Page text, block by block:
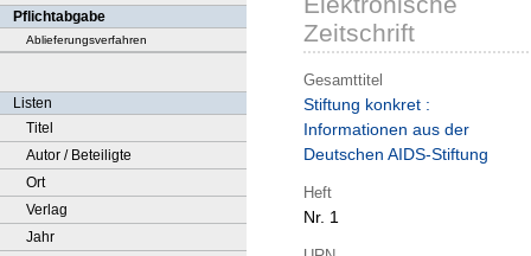
Pflichtabgabe
Ablieferungsverfahren
Listen
Titel
Autor / Beteiligte
Ort
Verlag
Jahr
Zeitschrift
Gesamttitel
Stiftung konkret :
Informationen aus der
Deutschen AIDS-Stiftung
Heft
Nr. 1